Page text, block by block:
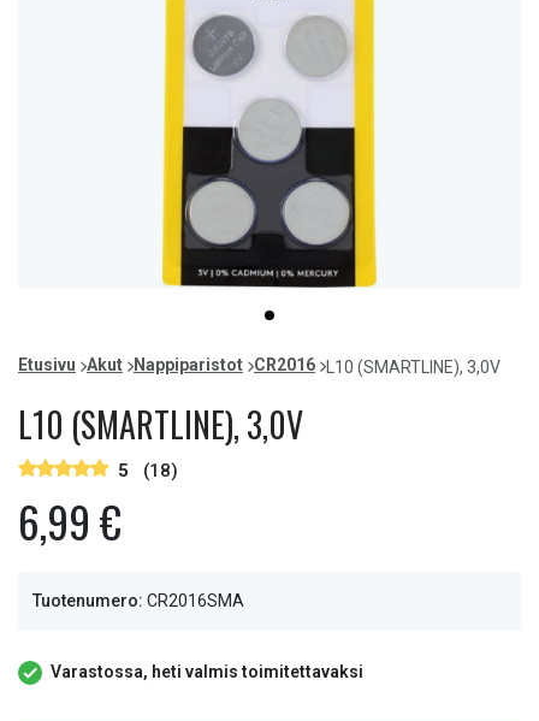
item
0
of
Etusivu Akut Nappiparistot CR2016 L10 (SMARTLINE), 3,0V
L10 (SMARTLINE), 3,0V
5 (18)
6,99 €
Tuotenumero: CR2016SMA
Varastossa, heti valmis toimitettavaksi